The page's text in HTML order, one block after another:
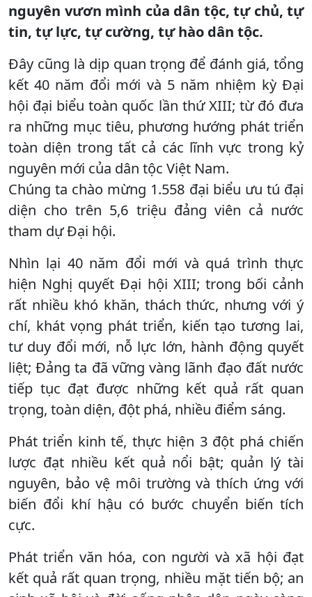
nguyên vươn mình của dân tộc, tự chủ, tự
tin, tự lực, tự cường, tự hào dân tộc.
Đây cũng là dịp quan trọng để đánh giá, tổng
kết 40 năm đổi mới và 5 năm nhiệm kỳ Đại
hội đại biểu toàn quốc lần thứ XIII; từ đó đưa
ra những mục tiêu, phương hướng phát triển
toàn diện trong tất cả các lĩnh vực trong kỷ
nguyên mới của dân tộc Việt Nam.
Chúng ta chào mừng 1.558 đại biểu ưu tú đại
diện cho trên 5,6 triệu đảng viên cả nước
tham dự Đại hội.
Nhìn lại 40 năm đổi mới và quá trình thực
hiện Nghị quyết Đại hội XIII; trong bối cảnh
rất nhiều khó khăn, thách thức, nhưng với ý
chí, khát vọng phát triển, kiến tạo tương lai,
tư duy đổi mới, nỗ lực lớn, hành động quyết
liệt; Đảng ta đã vững vàng lãnh đạo đất nước
tiếp tục đạt được những kết quả rất quan
trọng, toàn diện, đột phá, nhiều điểm sáng.
Phát triển kinh tế, thực hiện 3 đột phá chiến
lược đạt nhiều kết quả nổi bật; quản lý tài
nguyên, bảo vệ môi trường và thích ứng với
biến đổi khí hậu có bước chuyển biến tích
cực.
Phát triển văn hóa, con người và xã hội đạt
kết quả rất quan trọng, nhiều mặt tiến bộ; an